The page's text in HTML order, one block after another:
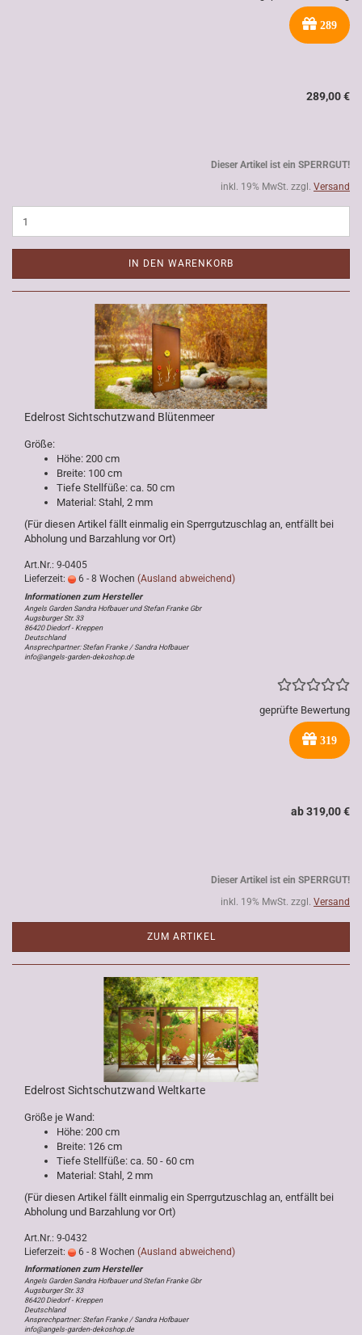
289
289,00 €
Dieser Artikel ist ein SPERRGUT!
inkl. 19% MwSt. zzgl. Versand
IN DEN WARENKORB
Edelrost Sichtschutzwand Blütenmeer
Größe:
Höhe: 200 cm
Breite: 100 cm
Tiefe Stellfüße: ca. 50 cm
Material: Stahl, 2 mm
(Für diesen Artikel fällt einmalig ein Sperrgutzuschlag an, entfällt bei
Abholung und Barzahlung vor Ort)
Art.Nr.: 9-0405
Lieferzeit:
6 - 8 Wochen (Ausland abweichend)
Angels Garden Sandra Hofbauer und Stefan Franke Gbr
Augsburger Str. 33
86420 Diedorf - Kreppen
Deutschland
Ansprechpartner: Stefan Franke / Sandra Hofbauer
info@angels-garden-dekoshop.de
geprüfte Bewertung
319
ab 319,00 €
Dieser Artikel ist ein SPERRGUT!
inkl. 19% MwSt. zzgl. Versand
ZUM ARTIKEL
Edelrost Sichtschutzwand Weltkarte
Größe je Wand:
Höhe: 200 cm
Breite: 126 cm
Tiefe Stellfüße: ca. 50 - 60 cm
Material: Stahl, 2 mm
(Für diesen Artikel fällt einmalig ein Sperrgutzuschlag an, entfällt bei
Abholung und Barzahlung vor Ort)
Art.Nr.: 9-0432
Lieferzeit:
6 - 8 Wochen (Ausland abweichend)
Angels Garden Sandra Hofbauer und Stefan Franke Gbr
Augsburger Str. 33
86420 Diedorf - Kreppen
Deutschland
Ansprechpartner: Stefan Franke / Sandra Hofbauer
info@angels-garden-dekoshop.de